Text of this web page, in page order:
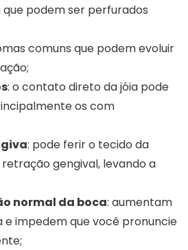
podem ser perfurados
comuns que podem evoluir
: o contato direto da jóia pode
os com
: pode ferir o tecido da
gengival, levando a
normal da boca: aumentam
e impedem que você pronuncie